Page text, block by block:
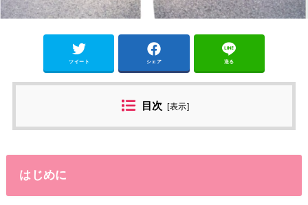
ツイート シェア 送る
目次 [表示]
はじめに